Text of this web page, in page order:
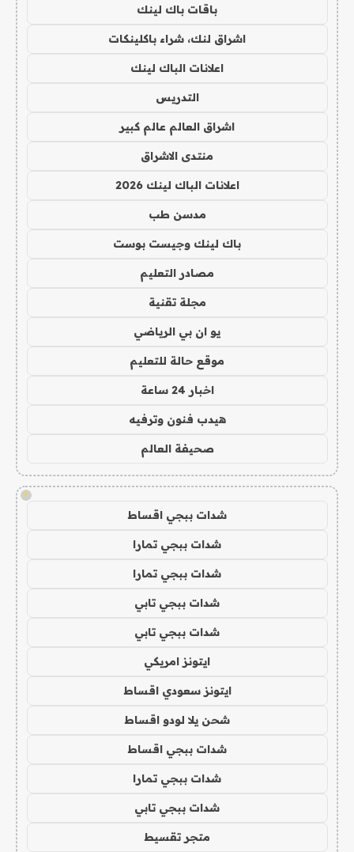
باقات باك لينك
اشراق لنك، شراء باكلينكات
اعلانات الباك لينك
التدريس
اشراق العالم عالم كبير
منتدى الاشراق
اعلانات الباك لينك 2026
مدسن طب
باك لينك وجيست بوست
مصادر التعليم
مجلة تقنية
يو ان بي الرياضي
موقع حالة للتعليم
اخبار 24 ساعة
هيدب فنون وترفيه
صحيفة العالم
!
شدات ببجي اقساط
شدات ببجي تمارا
شدات ببجي تمارا
شدات ببجي تابي
شدات ببجي تابي
ايتونز امريكي
ايتونز سعودي اقساط
شحن يلا لودو اقساط
شدات ببجي اقساط
شدات ببجي تمارا
شدات ببجي تابي
متجر تقسيط